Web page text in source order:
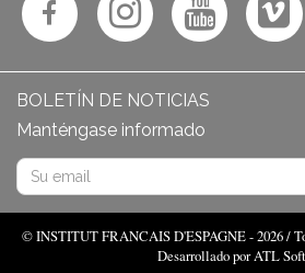
BOLETÍN DE NOTICIAS
Manténgase informado
© INSTITUT FRANCAIS D'ESPAGNE - 2026 /
Desarrollado por ATL